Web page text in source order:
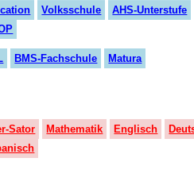
Volksschule
AHS-Unterstufe
BMS-Fachschule Matura
Sator Mathematik Englisch